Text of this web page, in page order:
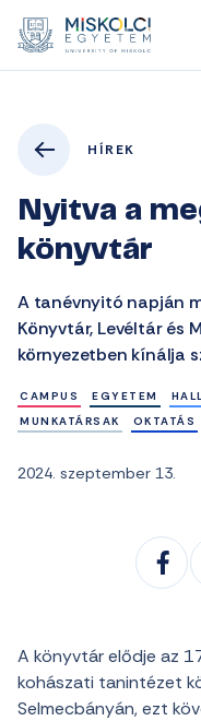
HÍREK
Nyitva a
könyvtár
A tanévnyitó napján
Könyvtár, Levéltár és
környezetben kínálja
CAMPUS EGYETEM
MUNKATÁRSAK
OKTATÁS
2024. szeptember 13.
A könyvtár elődje az
kohászati tanintézet
Selmecbányán, ezt